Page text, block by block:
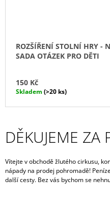
ROZŠÍŘENÍ STOLNÍ HRY -
SADA OTÁZEK PRO DĚTI
150 Kč
Skladem (>20 ks)
DĚKUJEME ZA
Vítejte v obchodě žlutého cirkusu,
nápady na prodej pohromadě!
další cesty. Bez vás bychom se